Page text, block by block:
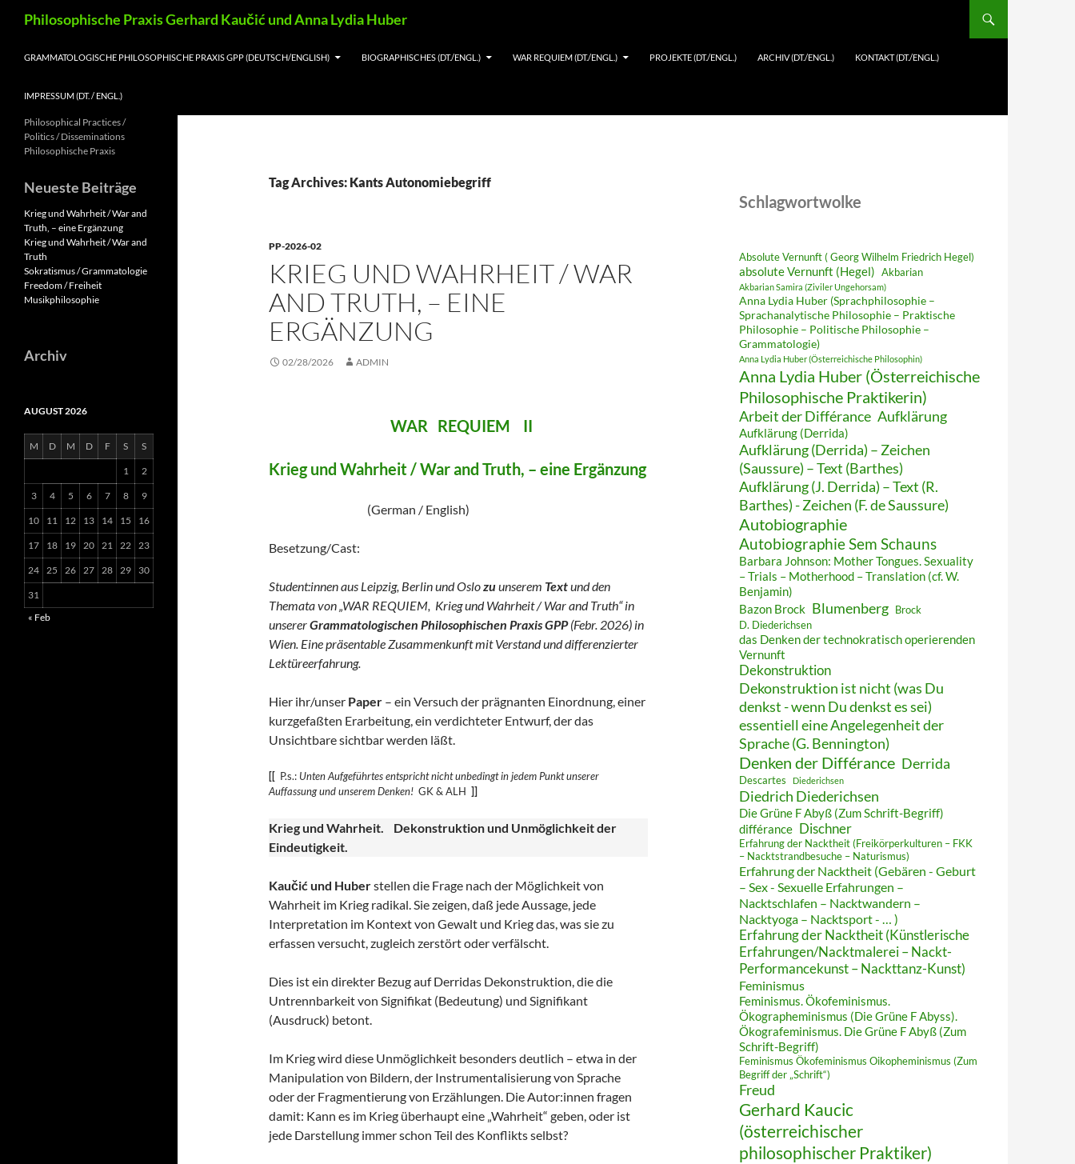
Philosophische Praxis Gerhard Kaučić und Anna Lydia Huber
GRAMMATOLOGISCHE PHILOSOPHISCHE PRAXIS GPP (DEUTSCH/ENGLISH) BIOGRAPHISCHES (DT./ENGL.) WAR REQUIEM (DT./ENGL.) PROJEKTE (DT./ENGL.) ARCHIV (DT./ENGL.) KONTAKT (DT./ENGL.)
IMPRESSUM (DT. / ENGL.)
Tag Archives: Kants Autonomiebegriff
PP-2026-02
KRIEG UND WAHRHEIT / WAR
AND TRUTH, – EINE
ERGÄNZUNG
02/28/2026 ADMIN
WAR REQUIEM II
Krieg und Wahrheit / War and Truth, – eine Ergänzung
(German / English)
Besetzung/Cast:
Student:innen aus Leipzig, Berlin und Oslozuunserem Textund den
Themata von „WAR REQUIEM, Krieg und Wahrheit / War and Truth“ in
unsererGrammatologischen Philosophischen Praxis GPP(Febr. 2026) in
Wien. Eine präsentable Zusammenkunft mit Verstand und differenzierter
Lektüreerfahrung.
Hier ihr/unser Paper – ein Versuch der prägnanten Einordnung, einer
kurzgefaßten Erarbeitung, ein verdichteter Entwurf, der das
Unsichtbare sichtbar werden läßt.
[[ P.s.: Unten Aufgeführtes entspricht nicht unbedingt in jedem Punkt unserer
Auffassung und unseremDenken! GK & ALH ]]
Krieg und Wahrheit. Dekonstruktion und Unmöglichkeit der
Eindeutigkeit.
Kaučić und Huberstellen die Frage nach der Möglichkeit von
Wahrheit im Krieg radikal. Sie zeigen, daß jede Aussage, jede
Interpretation im Kontext von Gewalt und Krieg das, was sie zu
erfassen versucht, zugleich zerstört oder verfälscht.
Dies ist ein direkter Bezug auf Derridas Dekonstruktion, die die
Untrennbarkeit von Signifikat (Bedeutung) und Signifikant
(Ausdruck) betont.
Im Krieg wird diese Unmöglichkeit besonders deutlich – etwa in der
Manipulation von Bildern, der Instrumentalisierung von Sprache
oder der Fragmentierung von Erzählungen. Die Autor:innen fragen
damit: Kann es im Krieg überhaupt eine „Wahrheit“ geben, oder ist
jede Darstellung immer schon Teil des Konflikts selbst?
Schlagwortwolke
Absolute Vernunft ( Georg Wilhelm Friedrich Hegel)
absolute Vernunft (Hegel) Akbarian
Akbarian Samira (Ziviler Ungehorsam)
Anna Lydia Huber (Sprachphilosophie –
Sprachanalytische Philosophie – Praktische
Philosophie – Politische Philosophie –
Grammatologie)
Anna Lydia Huber (Österreichische Philosophin)
Anna Lydia Huber (Österreichische
Philosophische Praktikerin)
Arbeit der Différance Aufklärung
Aufklärung (Derrida)
Aufklärung (Derrida) – Zeichen
(Saussure) – Text (Barthes)
Aufklärung (J. Derrida) – Text (R.
Barthes) - Zeichen (F. de Saussure)
Autobiographie
Autobiographie Sem Schauns
Barbara Johnson: Mother Tongues. Sexuality
– Trials – Motherhood – Translation (cf. W.
Benjamin)
Bazon Brock Blumenberg Brock
D. Diederichsen
das Denken der technokratisch operierenden
Vernunft
Dekonstruktion
Dekonstruktion ist nicht (was Du
denkst - wenn Du denkst es sei)
essentiell eine Angelegenheit der
Sprache (G. Bennington)
Denken der Différance Derrida
Descartes Diederichsen
Diedrich Diederichsen
Die Grüne F Abyß (Zum Schrift-Begriff)
différance
Dischner
Erfahrung der Nacktheit (Freikörperkulturen – FKK
– Nacktstrandbesuche – Naturismus)
Erfahrung der Nacktheit (Gebären - Geburt
– Sex - Sexuelle Erfahrungen –
Nacktschlafen – Nacktwandern –
Nacktyoga – Nacktsport - … )
Erfahrung der Nacktheit (Künstlerische
Erfahrungen/Nacktmalerei – Nackt-
Performancekunst – Nackttanz-Kunst)
Feminismus
Feminismus. Ökofeminismus.
Ökographeminismus (Die Grüne F Abyss).
Ökografeminismus. Die Grüne F Abyß (Zum
Schrift-Begriff)
Feminismus Ökofeminismus Oikopheminismus (Zum
Begriff der „Schrift“)
Freud
Gerhard Kaucic
(österreichischer
philosophischer Praktiker)
Philosophical Practices /
Politics / Disseminations
Philosophische Praxis
Neueste Beiträge
Krieg und Wahrheit / War and
Truth, – eine Ergänzung
Krieg und Wahrheit / War and
Truth
Sokratismus / Grammatologie
Freedom / Freiheit
Musikphilosophie
Archiv
AUGUST 2026
M D M D F S S
1 2
3 4 5 6 7 8 9
10 11 12 13 14 15 16
17 18 19 20 21 22 23
24 25 26 27 28 29 30
31
« Feb